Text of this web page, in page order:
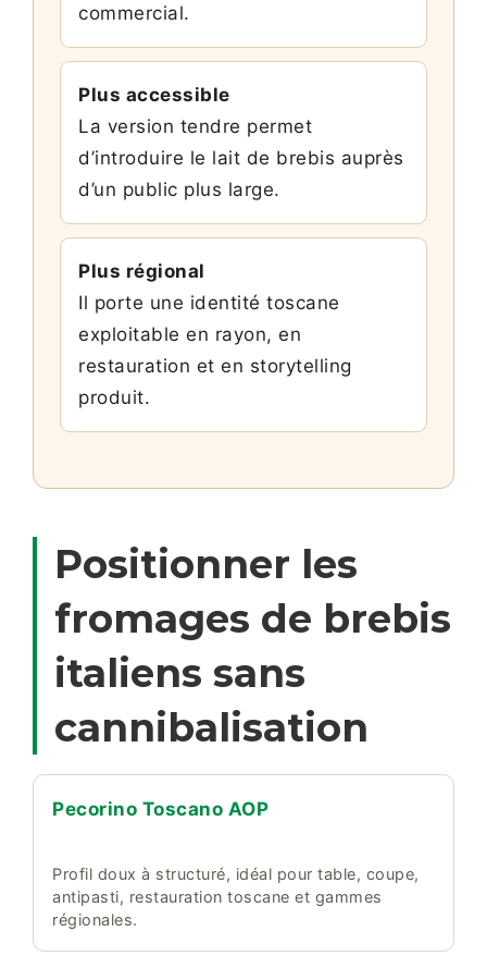
commercial.
Plus accessible
La version tendre permet
d’introduire le lait de brebis auprès
d’un public plus large.
Plus régional
Il porte une identité toscane
exploitable en rayon, en
restauration et en storytelling
produit.
Positionner les
fromages de brebis
italiens sans
cannibalisation
Pecorino Toscano AOP
Profil doux à structuré, idéal pour table, coupe,
antipasti, restauration toscane et gammes
régionales.